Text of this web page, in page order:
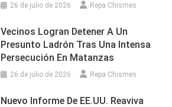
26 de julio de 2026 Repa Chismes
Vecinos Logran Detener A Un
Presunto Ladrón Tras Una Intensa
Persecución En Matanzas
26 de julio de 2026 Repa Chismes
Nuevo Informe De EE.UU. Reaviva